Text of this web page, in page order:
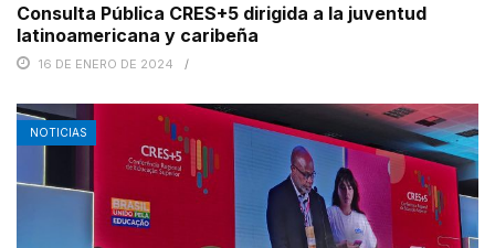
Consulta Pública CRES+5 dirigida a la juventud
latinoamericana y caribeña
16 DE ENERO DE 2024
NOTICIAS